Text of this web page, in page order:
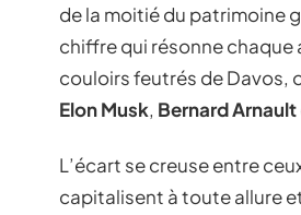
de la moitié du patrimoine
chiffre qui résonne chaque
couloirs feutrés de Davos,
Elon Musk, Bernard Arnault
L’écart se creuse entre
capitalisent à toute allure